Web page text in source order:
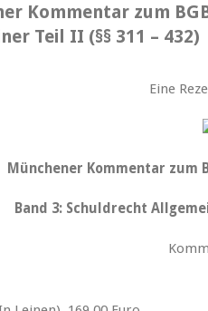
Kommentar zum
Teil II (§§ 311 – 432)
Eine
Münchener Kommentar zum
Band 3: Schuldrecht
2019,